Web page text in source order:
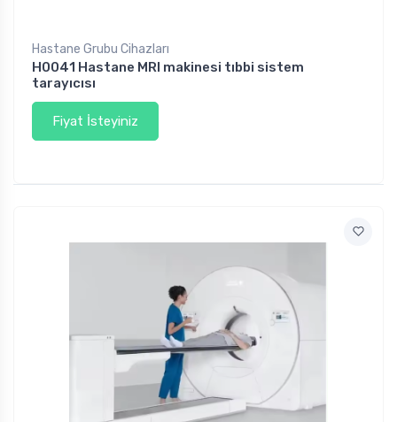
Hastane Grubu Cihazları
H0041 Hastane MRI makinesi tıbbi sistem
tarayıcısı
Fiyat İsteyiniz